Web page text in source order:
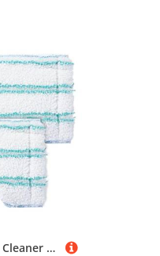
2er Ersatzbezug Bath Cleaner für Leifheit Badwischer Bath Cleaner Micro Duo Telescope, Fliesenwischer ideal für Armaturen, Moppbezug aus Mikrofaser mit Spezialborsten, Bodenwischer Ersatzbezug